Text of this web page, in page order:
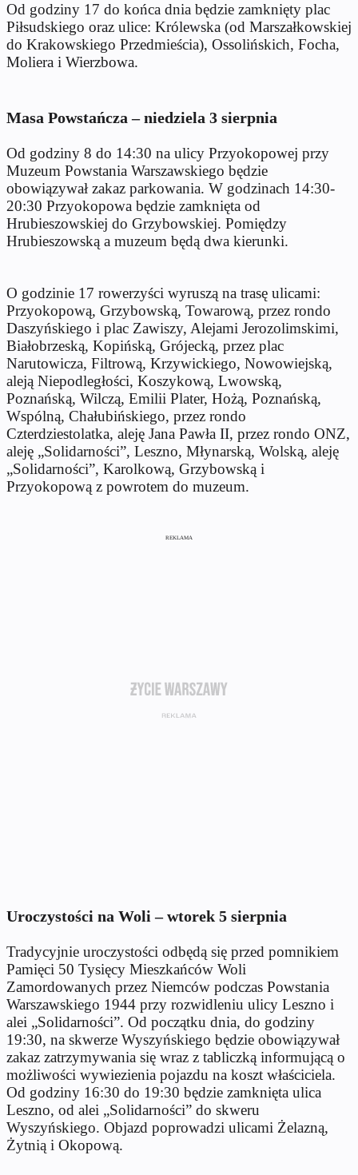
Od godziny 17 do końca dnia będzie zamknięty plac
Piłsudskiego oraz ulice: Królewska (od Marszałkowskiej
do Krakowskiego Przedmieścia), Ossolińskich, Focha,
Moliera i Wierzbowa.
Masa Powstańcza – niedziela 3 sierpnia
Od godziny 8 do 14:30 na ulicy Przyokopowej przy
Muzeum Powstania Warszawskiego będzie
obowiązywał zakaz parkowania. W godzinach 14:30-
20:30 Przyokopowa będzie zamknięta od
Hrubieszowskiej do Grzybowskiej. Pomiędzy
Hrubieszowską a muzeum będą dwa kierunki.
O godzinie 17 rowerzyści wyruszą na trasę ulicami:
Przyokopową, Grzybowską, Towarową, przez rondo
Daszyńskiego i plac Zawiszy, Alejami Jerozolimskimi,
Białobrzeską, Kopińską, Grójecką, przez plac
Narutowicza, Filtrową, Krzywickiego, Nowowiejską,
aleją Niepodległości, Koszykową, Lwowską,
Poznańską, Wilczą, Emilii Plater, Hożą, Poznańską,
Wspólną, Chałubińskiego, przez rondo
Czterdziestolatka, aleję Jana Pawła II, przez rondo ONZ,
aleję „Solidarności”, Leszno, Młynarską, Wolską, aleję
„Solidarności”, Karolkową, Grzybowską i
Przyokopową z powrotem do muzeum.
REKLAMA
Uroczystości na Woli – wtorek 5 sierpnia
Tradycyjnie uroczystości odbędą się przed pomnikiem
Pamięci 50 Tysięcy Mieszkańców Woli
Zamordowanych przez Niemców podczas Powstania
Warszawskiego 1944 przy rozwidleniu ulicy Leszno i
alei „Solidarności”. Od początku dnia, do godziny
19:30, na skwerze Wyszyńskiego będzie obowiązywał
zakaz zatrzymywania się wraz z tabliczką informującą o
możliwości wywiezienia pojazdu na koszt właściciela.
Od godziny 16:30 do 19:30 będzie zamknięta ulica
Leszno, od alei „Solidarności” do skweru
Wyszyńskiego. Objazd poprowadzi ulicami Żelazną,
Żytnią i Okopową.